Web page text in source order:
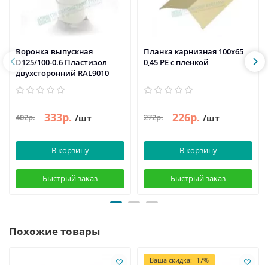
Воронка выпускная
D125/100-0.6 Пластизол
двухсторонний RAL9010
402р. 333р. /шт
В корзину
Быстрый заказ
Планка карнизная 100х65
0,45 PE с пленкой
272р. 226р. /шт
В корзину
Быстрый заказ
Похожие товары
Ваша скидка: -17%